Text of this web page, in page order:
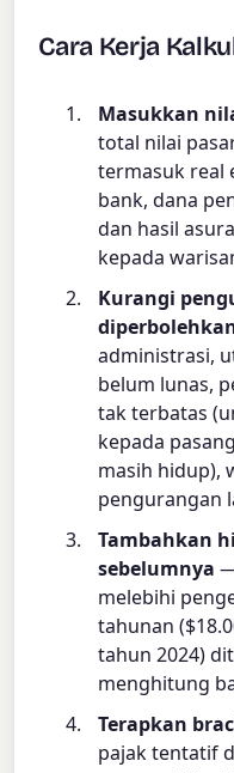
Cara Kerja
Masukkan
total nilai
termasuk real
bank, dana
dan hasil
kepada
Kurangi
administrasi,
belum lunas,
tak terbatas
kepada
masih hidup),
pengurangan
Tambahkan
sebelumnya
melebihi
tahunan
tahun 2024)
menghitung
Terapkan
pajak tentatif